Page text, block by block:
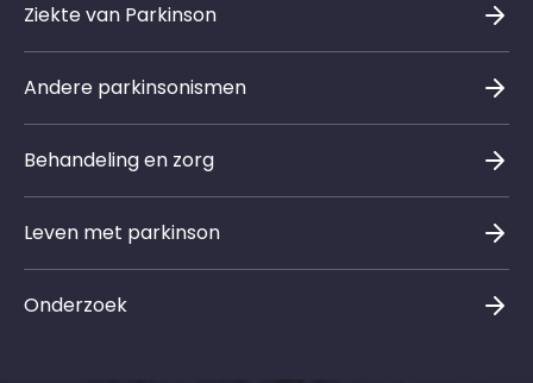
Ziekte van Parkinson
Andere parkinsonismen
Behandeling en zorg
Leven met parkinson
Onderzoek